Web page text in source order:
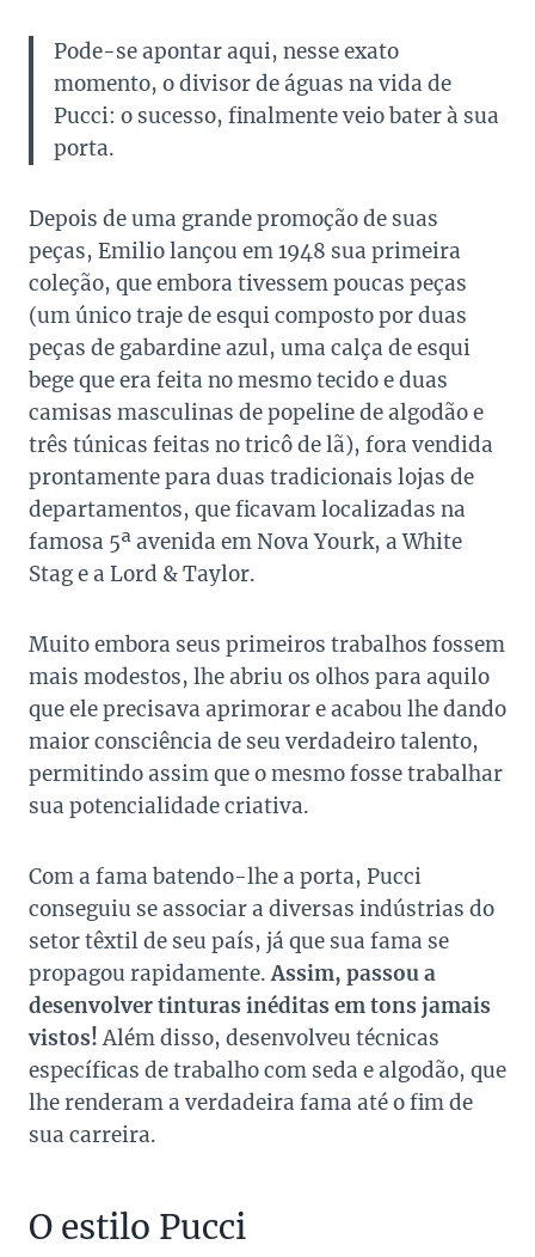
Pode-se apontar aqui, nesse exato
momento, o divisor de águas na vida de
Pucci: o sucesso, finalmente veio bater à sua
porta.
Depois de uma grande promoção de suas
peças, Emilio lançou em 1948 sua primeira
coleção, que embora tivessem poucas peças
(um único traje de esqui composto por duas
peças de gabardine azul, uma calça de esqui
bege que era feita no mesmo tecido e duas
camisas masculinas de popeline de algodão e
três túnicas feitas no tricô de lã), fora vendida
prontamente para duas tradicionais lojas de
departamentos, que ficavam localizadas na
famosa 5ª avenida em Nova Yourk, a White
Stag e a Lord & Taylor.
Muito embora seus primeiros trabalhos fossem
mais modestos, lhe abriu os olhos para aquilo
que ele precisava aprimorar e acabou lhe dando
maior consciência de seu verdadeiro talento,
permitindo assim que o mesmo fosse trabalhar
sua potencialidade criativa.
Com a fama batendo-lhe a porta, Pucci
conseguiu se associar a diversas indústrias do
setor têxtil de seu país, já que sua fama se
propagou rapidamente.Assim, passou a
desenvolver tinturas inéditas em tons jamais
vistos!Além disso, desenvolveu técnicas
específicas de trabalho com seda e algodão, que
lhe renderam a verdadeira fama até o fim de
sua carreira.
O estilo Pucci